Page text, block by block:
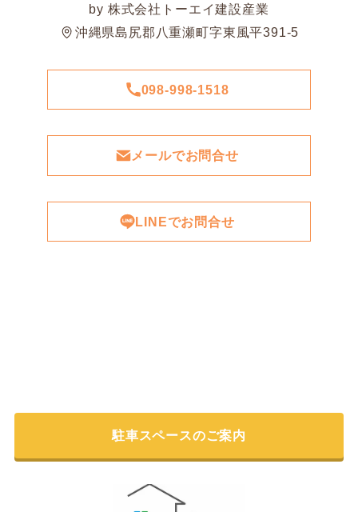
by 株式会社トーエイ建設産業
沖縄県島尻郡八重瀬町字東風平391-5
098-998-1518
メールでお問合せ
LINEでお問合せ
駐車スペースのご案内